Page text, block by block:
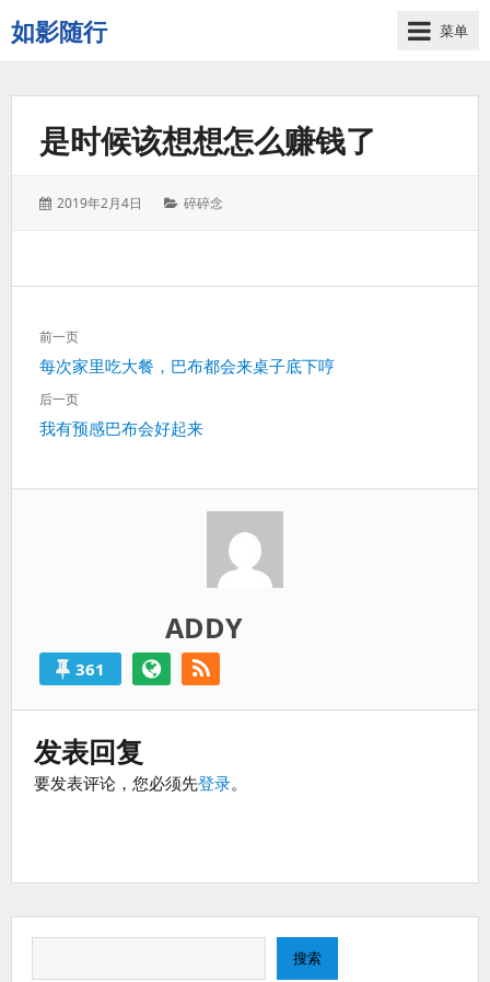
如影随行
如
果
么
菜单
是时候该想想怎么赚钱了
发
2019年2月4日
分
碎碎念
文
章
导
航
前一页
上
一
每次家里吃大餐，巴布都会来桌子底下哼
后一页
下
我有预感巴布会好起来
ADDY
361
发表回复
要发表评论，您必须先登录。
搜索